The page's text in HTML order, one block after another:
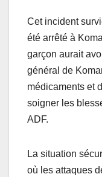
Cet incident
été arrêté à
garçon aurait
général de
médicaments et
soigner les
ADF.
La situation
où les attaques